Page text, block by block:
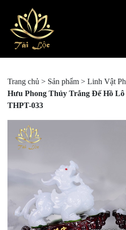
Trang chủ > Sản phẩm > Linh Vật
Hưu Phong Thủy Trắng Đế Hồ
THPT-033